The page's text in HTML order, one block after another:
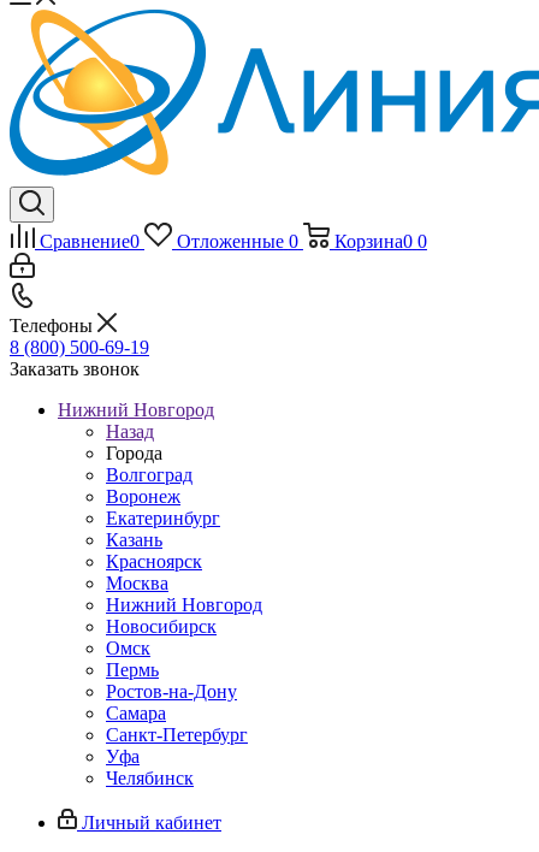
Сравнение0 Отложенные 0 Корзина0 0
Телефоны
8 (800) 500-69-19
Заказать звонок
Нижний Новгород
Назад
Города
Волгоград
Воронеж
Екатеринбург
Казань
Красноярск
Москва
Нижний Новгород
Новосибирск
Омск
Пермь
Ростов-на-Дону
Самара
Санкт-Петербург
Уфа
Челябинск
Личный кабинет